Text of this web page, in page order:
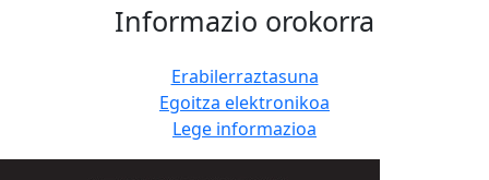
Informazio orokorra
Erabilerraztasuna
Egoitza elektronikoa
Lege informazioa